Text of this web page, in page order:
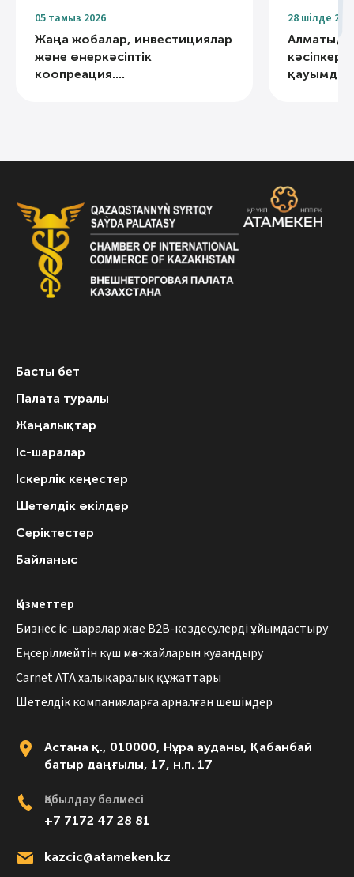
05 тамыз 2026
Жаңа жобалар, инвестициялар
және өнеркәсіптік
коопреация....
28 шілде
Басты бет
Палата туралы
Жаңалықтар
Іс-шаралар
Іскерлік кеңестер
Шетелдік өкілдер
Серіктестер
Байланыс
Қызметтер
Бизнес іс-шаралар және B2B-кездесулерді ұйымдастыру
Еңсерілмейтін күш мән-жайларын куәландыру
Carnet АТА халықаралық құжаттары
Шетелдік компанияларға арналған шешімдер
Астана қ., 010000, Нұра ауданы, Қабанбай
батыр даңғылы, 17, н.п. 17
Қабылдау бөлмесі
+7 7172 47 28 81
kazcic@atameken.kz